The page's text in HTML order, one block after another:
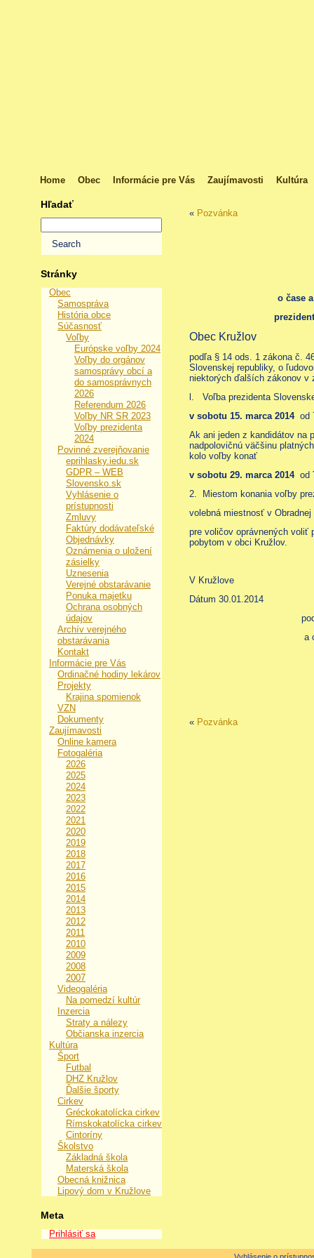
Home Obec Informácie pre Vás Zaujímavosti Kultúra
Hľadať
Stránky
Obec
Samospráva
História obce
Súčasnosť
Voľby
Európske voľby 2024
Voľby do orgánov
samosprávy obcí a
do samosprávnych
2026
Referendum 2026
Voľby NR SR 2023
Voľby prezidenta
2024
Povinné zverejňovanie
eprihlasky.iedu.sk
GDPR – WEB
Slovensko.sk
Vyhlásenie o
prístupnosti
Zmluvy
Faktúry dodávateľské
Objednávky
Oznámenia o uložení
zásielky
Uznesenia
Verejné obstarávanie
Ponuka majetku
Ochrana osobných
údajov
Archív verejného
obstarávania
Kontakt
Informácie pre Vás
Ordinačné hodiny lekárov
Projekty
Krajina spomienok
VZN
Dokumenty
Zaujímavosti
Online kamera
Fotogaléria
2026
2025
2024
2023
2022
2021
2020
2019
2018
2017
2016
2015
2014
2013
2012
2011
2010
2009
2008
2007
Videogaléria
Na pomedzí kultúr
Inzercia
Straty a nálezy
Občianska inzercia
Kultúra
Šport
Futbal
DHZ Kružlov
Ďalšie športy
Cirkev
Gréckokatolícka cirkev
Rímskokatolícka cirkev
Cintoríny
Školstvo
Základná škola
Materská škola
Obecná knižnica
Lipový dom v Kružlove
Meta
Prihlásiť sa
« Pozvánka
o čase
Obec Kružlov
podľa § 14 ods. 1 zákona č.
Slovenskej republiky, o
niektorých ďalších zákonov v
l. Voľba prezidenta
v sobotu 15. marca 2014od
Ak ani jeden z kandidátov na
nadpolovičnú väčšinu
kolo voľby konať
v sobotu 29. marca 2014od
2. Miestom konania voľby
volebná miestnosť v
pre voličov oprávnených voliť
pobytom v obci Kružlov.
V Kružlove
Dátum 30.01.2014
a
« Pozvánka